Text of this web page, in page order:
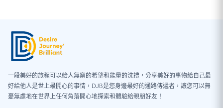
一段美好的旅程可以給人無窮的希望和能量的洗禮，分享美好的事物給自己最
好給他人是世上最開心的事情，DJB是您身邊最好的通路傳遞者，讓您可以無
憂無慮地在世界上任何角落開心地探索和體驗給親朋好友！